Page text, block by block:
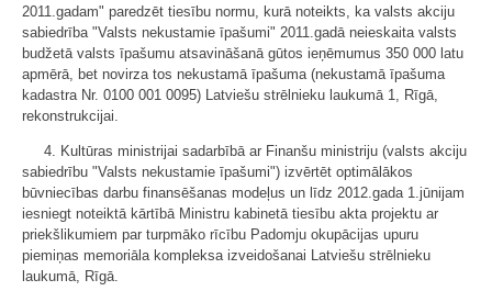
2011.gadam" paredzēt tiesību normu, kurā noteikts, ka valsts akciju
sabiedrība "Valsts nekustamie īpašumi" 2011.gadā neieskaita valsts
budžetā valsts īpašumu atsavināšanā gūtos ieņēmumus 350 000 latu
apmērā, bet novirza tos nekustamā īpašuma (nekustamā īpašuma
kadastra Nr. 0100 001 0095) Latviešu strēlnieku laukumā 1, Rīgā,
rekonstrukcijai.
4. Kultūras ministrijai sadarbībā ar Finanšu ministriju (valsts akciju
sabiedrību "Valsts nekustamie īpašumi") izvērtēt optimālākos
būvniecības darbu finansēšanas modeļus un līdz 2012.gada 1.jūnijam
iesniegt noteiktā kārtībā Ministru kabinetā tiesību akta projektu ar
priekšlikumiem par turpmāko rīcību Padomju okupācijas upuru
piemiņas memoriāla kompleksa izveidošanai Latviešu strēlnieku
laukumā, Rīgā.